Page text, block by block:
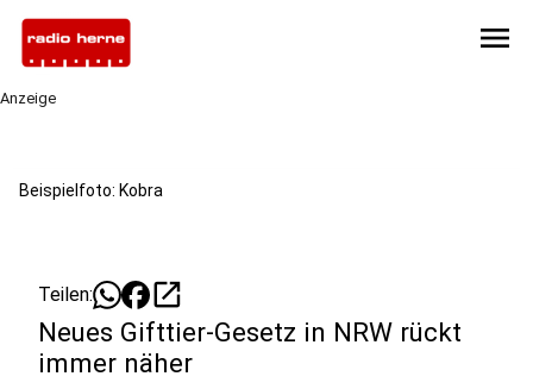
menu
Anzeige
Beispielfoto: Kobra
Teilen: open_in_new
Neues Gifttier-Gesetz in NRW rückt
immer näher